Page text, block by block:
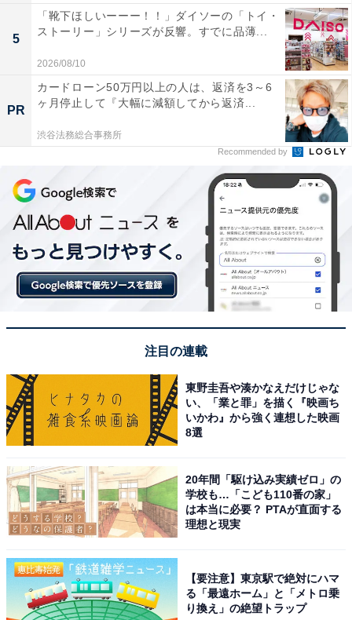
5
「靴下ほしいーーー！！」ダイソーの「トイ・
ストーリー」シリーズが反響。すでに品薄...
2026/08/10
PR
カードローン50万円以上の人は、返済を3～6
ヶ月停止して『大幅に減額してから返済...
渋谷法務総合事務所
Recommended by
注目の連載
東野圭吾や湊かなえだけじゃな
い、「業と罪」を描く『映画ち
いかわ』から強く連想した映画
8選
20年間「駆け込み実績ゼロ」の
学校も…「こども110番の家」
は本当に必要？ PTAが直面する
理想と現実
【要注意】東京駅で絶対にハマ
る「最遠ホーム」と「メトロ乗
り換え」の絶望トラップ